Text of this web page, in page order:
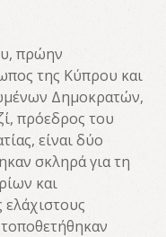
πρώην
της Κύπρου και
Δημοκρατών,
πρόεδρος του
είναι δύο
σκληρά για τη
και